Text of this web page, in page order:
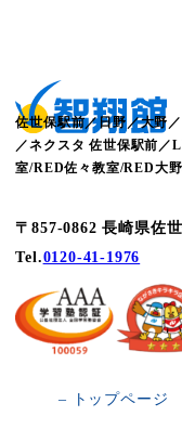
佐世保駅前／日野／大野
／ネクスタ 佐世保駅前
室/RED佐々教室/RED大
〒857-0862 長崎県佐
Tel.0120-41-1976
– トップページ